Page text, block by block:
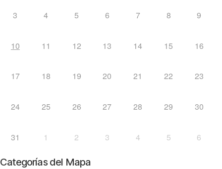
3 4 5 6 7 8 9
10 11 12 13 14 15 16
17 18 19 20 21 22 23
24 25 26 27 28 29 30
31 1 2 3 4 5 6
Categorías del Mapa